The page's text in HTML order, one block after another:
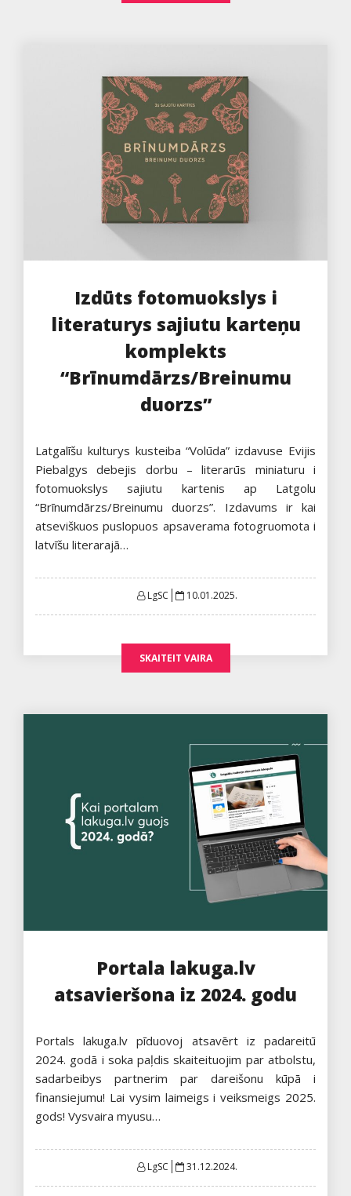
Izdūts fotomuokslys i
literaturys sajiutu karteņu
komplekts
“Brīnumdārzs/Breinumu
duorzs”
Latgalīšu kulturys kusteiba “Volūda” izdavuse Evijis
Piebalgys debejis dorbu – literarūs miniaturu i
fotomuokslys sajiutu kartenis ap Latgolu
“Brīnumdārzs/Breinumu duorzs”. Izdavums ir kai
atseviškuos puslopuos apsaverama fotogruomota i
latvīšu literarajā…
LgSC
Posted
10.01.2025.
SKAITEIT VAIRA
Portala lakuga.lv
atsavieršona iz 2024. godu
Portals lakuga.lv pīduovoj atsavērt iz padareitū
2024. godā i soka paļdis skaiteituojim par atbolstu,
sadarbeibys partnerim par dareišonu kūpā i
finansiejumu! Lai vysim laimeigs i veiksmeigs 2025.
gods! Vysvaira myusu…
LgSC
Posted
31.12.2024.